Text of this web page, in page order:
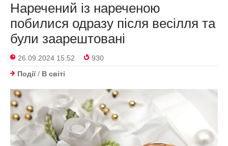
Наречений із нареченою
побилися одразу після весілля та
були заарештовані
26.09.2024 15:52
930
Події/ В світі